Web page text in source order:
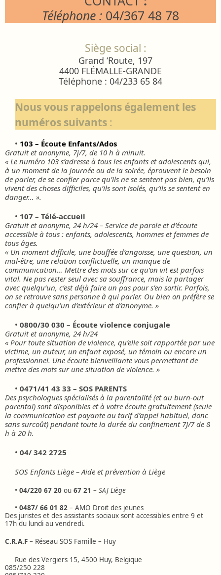
Téléphone : 04/367 48 78
Siège social :
Grand ‘Route, 197
4400 FLÉMALLE-GRANDE
Téléphone : 04/233 65 84
Nous vous rappelons également les
numéros suivants :
• 103 – Écoute Enfants/Ados
Gratuit et anonyme, 7j/7, de 10 h à minuit.
« Le numéro 103 s’adresse à tous les enfants et adolescents qui,
à un moment de la journée ou de la soirée, éprouvent le besoin
de parler, de se confier parce qu’ils ne se sentent pas bien, qu’ils
vivent des choses difficiles, qu’ils sont isolés, qu’ils se sentent en
danger… ».
• 107 – Télé-accueil
Gratuit et anonyme, 24 h/24 – Service de parole et d’écoute
accessible à tous : enfants, adolescents, hommes et femmes de
tous âges.
« Un moment difficile, une bouffée d’angoisse, une question, un
mal-être, une relation conflictuelle, un manque de
communication… Mettre des mots sur ce qu’on vit est parfois
vital. Ne pas rester seul avec sa souffrance, mais la partager
avec quelqu’un, c’est déjà faire un pas pour s’en sortir. Parfois,
on se retrouve sans personne à qui parler. Ou bien on préfère se
confier à quelqu’un d’extérieur et d’anonyme. »
• 0800/30 030 – Écoute violence conjugale
Gratuit et anonyme, 24 h/24
« Pour toute situation de violence, qu’elle soit rapportée par une
victime, un auteur, un enfant exposé, un témoin ou encore un
professionnel. Une écoute bienveillante vous permettant de
mettre des mots sur une situation de violence. »
• 0471/41 43 33 – SOS PARENTS
Des psychologues spécialisés à la parentalité (et au burn-out
parental) sont disponibles et à votre écoute gratuitement (seule
la communication est payante au tarif d’appel habituel, donc
sans surcoût) pendant toute la durée du confinement 7J/7 de 8
h à 20 h.
• 04/ 342 2725
SOS Enfants Liège – Aide et prévention à Liège
• 04/220 67 20 ou 67 21 – SAJ Liège
• 0487/ 66 01 82 – AMO Droit des jeunes
Des juristes et des assistants sociaux sont accessibles entre 9 et
17h du lundi au vendredi.
C.R.A.F – Réseau SOS Famille – Huy
Rue des Vergiers 15, 4500 Huy, Belgique
085/250 228